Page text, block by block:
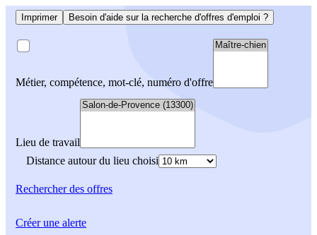
Imprimer Besoin d'aide sur la recherche d'offres d'emploi ?
Métier, compétence, mot-clé, numéro d'offre
Lieu de travail
Distance autour du lieu choisi
Rechercherdes offres
Créer une alerte